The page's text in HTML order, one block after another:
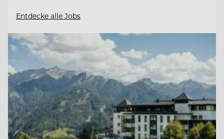
Entdecke alle Jobs